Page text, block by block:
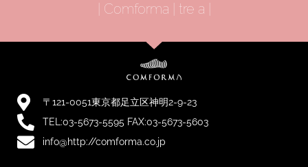
| Comforma | tre a |
〒121-0051東京都足立区神明2-9-23
TEL:03-5673-5595 FAX:03-5673-5603
info@http://comforma.co.jp